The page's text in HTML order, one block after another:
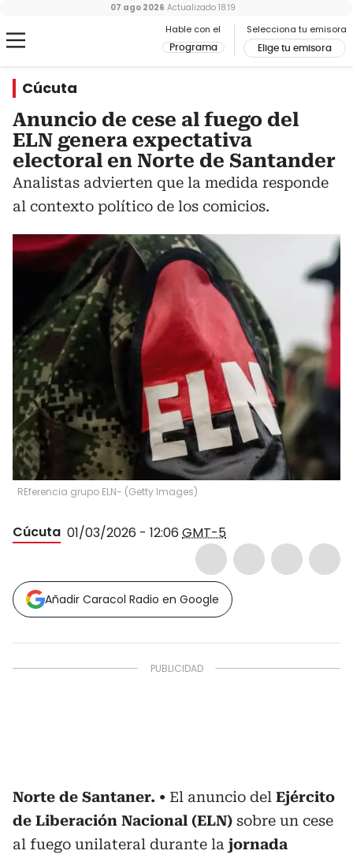
Hable con el
Programa
Selecciona tu emisora
Elige tu emisora
07 ago 2026 Actualizado 18:19
Cúcuta
Anuncio de cese al fuego del
ELN genera expectativa
electoral en Norte de Santander
Analistas advierten que la medida responde
al contexto político de los comicios.
REferencia grupo ELN- (Getty Images)
Cúcuta 01/03/2026 - 12:06 GMT-5
Añadir Caracol Radio en Google
Norte de Santaner. El anuncio del Ejército
de Liberación Nacional (ELN) sobre un cese
al fuego unilateral durante la jornada